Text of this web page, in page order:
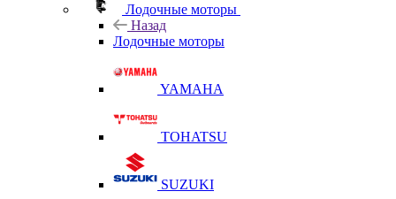
Лодочные моторы
Назад
Лодочные моторы
YAMAHA
TOHATSU
SUZUKI